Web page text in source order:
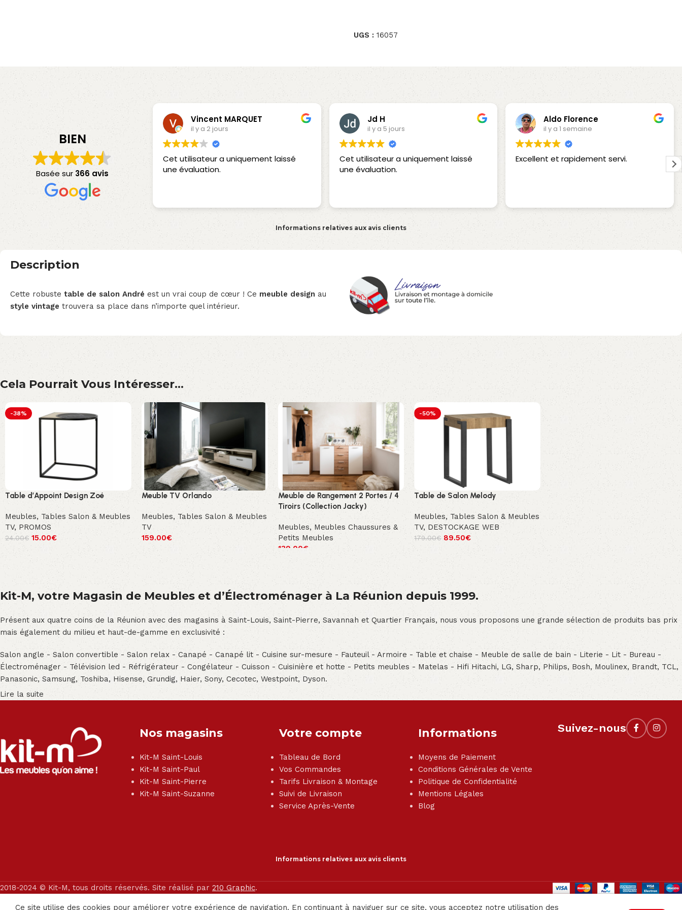
UGS : 16057
BIEN
Basée sur 366 avis
Vincent MARQUET
il y a 2 jours
Cet utilisateur a uniquement laissé
une évaluation.
Jd H
il y a 5 jours
Cet utilisateur a uniquement laissé
une évaluation.
Aldo Florence
il y a 1 semaine
Excellent et rapidement servi.
Informations relatives aux avis clients
Description
Cette robuste table de salon André est un vrai coup de cœur ! Ce meuble design au
style vintage trouvera sa place dans n’importe quel intérieur.
Cela Pourrait Vous Intéresser...
-38%
Table d’Appoint Design Zoé
Meubles, Tables Salon & Meubles
TV, PROMOS
24.00€ 15.00€
Meuble TV Orlando
Meubles, Tables Salon & Meubles
TV
159.00€
Meuble de Rangement 2 Portes / 4
Tiroirs (Collection Jacky)
Meubles, Meubles Chaussures &
Petits Meubles
139.00€
-50%
Table de Salon Melody
Meubles, Tables Salon & Meubles
TV, DESTOCKAGE WEB
179.00€ 89.50€
Kit-M, votre Magasin de Meubles et d’Électroménager à La Réunion depuis 1999.
Présent aux quatre coins de la Réunion avec des magasins à Saint-Louis, Saint-Pierre, Savannah et Quartier Français, nous vous proposons une grande sélection de produits bas prix
mais également du milieu et haut-de-gamme en exclusivité :
Salon angle - Salon convertible - Salon relax - Canapé - Canapé lit - Cuisine sur-mesure - Fauteuil - Armoire - Table et chaise - Meuble de salle de bain - Literie - Lit - Bureau -
Électroménager - Télévision led - Réfrigérateur - Congélateur - Cuisson - Cuisinière et hotte - Petits meubles - Matelas - Hifi Hitachi, LG, Sharp, Philips, Bosh, Moulinex, Brandt, TCL,
Panasonic, Samsung, Toshiba, Hisense, Grundig, Haier, Sony, Cecotec, Westpoint, Dyson.
Lire la suite
Nos magasins
Kit-M Saint-Louis
Kit-M Saint-Paul
Kit-M Saint-Pierre
Kit-M Saint-Suzanne
Votre compte
Tableau de Bord
Vos Commandes
Tarifs Livraison & Montage
Suivi de Livraison
Service Après-Vente
Informations
Moyens de Paiement
Conditions Générales de Vente
Politique de Confidentialité
Mentions Légales
Blog
Suivez-nous
Informations relatives aux avis clients
2018-2024 © Kit-M, tous droits réservés. Site réalisé par 210 Graphic.
Ce site utilise des cookies pour améliorer votre expérience de navigation. En continuant à naviguer sur ce site, vous acceptez notre utilisation des